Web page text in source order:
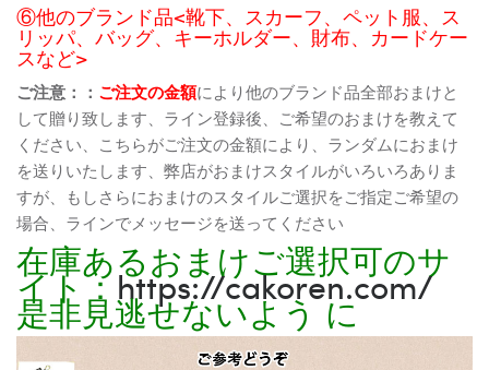
⑥他のブランド品<靴下、スカーフ、ペット服、ス
リッパ、バッグ、キーホルダー、財布、カードケー
スなど>
ご注意：： ご注文の金額により他のブランド品全部おまけと
して贈り致します、ライン登録後、ご希望のおまけを教えて
ください、こちらがご注文の金額により、ランダムにおまけ
を送りいたします、弊店がおまけスタイルがいろいろありま
すが、もしさらにおまけのスタイルご選択をご指定ご希望の
場合、ラインでメッセージを送ってください
在庫あるおまけご選択可のサ
イト：https://cakoren.com/
是非見逃せないよう に